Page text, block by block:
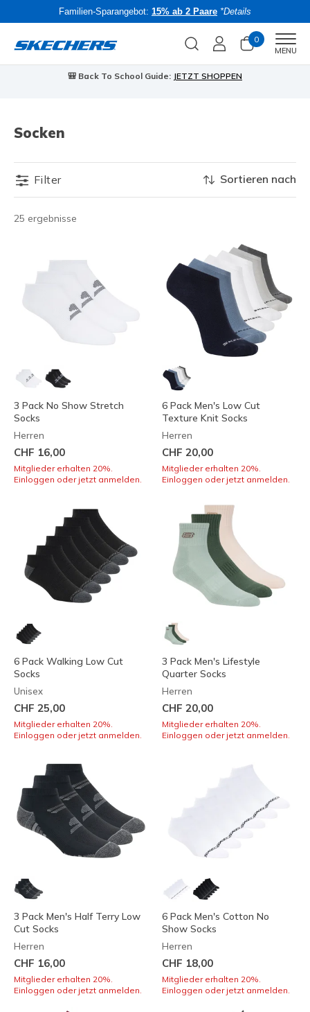
Familien-Sparangebot: 15% ab 2 Paare *Details
0
MENU
🎒 Back To School Guide: JETZT SHOPPEN
Socken
Filter
25 ergebnisse
Sortieren nach
3 Pack No Show Stretch
Socks
Herren
CHF 16,00
Mitglieder erhalten 20%.
Einloggen oder jetzt anmelden.
6 Pack Men's Low Cut
Texture Knit Socks
Herren
CHF 20,00
Mitglieder erhalten 20%.
Einloggen oder jetzt anmelden.
6 Pack Walking Low Cut
Socks
Unisex
CHF 25,00
Mitglieder erhalten 20%.
Einloggen oder jetzt anmelden.
3 Pack Men's Lifestyle
Quarter Socks
Herren
CHF 20,00
Mitglieder erhalten 20%.
Einloggen oder jetzt anmelden.
3 Pack Men's Half Terry Low
Cut Socks
Herren
CHF 16,00
Mitglieder erhalten 20%.
Einloggen oder jetzt anmelden.
6 Pack Men's Cotton No
Show Socks
Herren
CHF 18,00
Mitglieder erhalten 20%.
Einloggen oder jetzt anmelden.